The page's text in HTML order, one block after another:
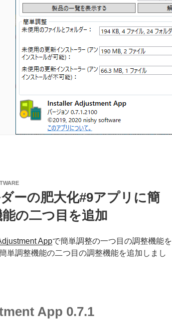
ーの肥大化#9アプリに簡
の二つ目を追加
Appで簡単調整の一つ目の調整機能を
単調整機能の二つ目の調整機能を追加しまし
App 0.7.1